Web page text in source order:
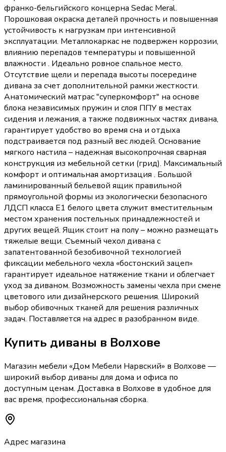
франко-бельгийского концерна Sedac Meral.
Порошковая окраска деталей прочность и повышенная
устойчивость к нагрузкам при интенсивной
эксплуатации. Металлокаркас не подвержен коррозии,
влиянию перепадов температуры и повышенной
влажности . Идеально ровное спальное место.
Отсутствие щели и перепада высоты посередине
дивана за счет дополнительной рамки жесткости.
Анатомический матрас "суперкомфорт" на основе
блока независимых пружин и слоя ППУ в местах
сидения и лежания, а также подвижных частях дивана,
гарантирует удобство во время сна и отдыха
подстраивается под разный вес людей. Основание
мягкого настила – надежная высокопрочная сварная
конструкция из мебельной сетки (грид). Максимальный
комфорт и оптимальная амортизация . Большой
ламинированный бельевой ящик правильной
прямоугольной формы из экологически безопасного
ЛДСП класса Е1 белого цвета служит вместительным
местом хранения постельных принадлежностей и
других вещей. Ящик стоит на полу – можно размещать
тяжелые вещи. Съемный чехол дивана с
запатентованной безобивочной технологией
фиксации мебельного чехла «бостонский зацеп»
гарантирует идеальное натяжение ткани и облегчает
уход за диваном. Возможность замены чехла при смене
цветового или дизайнерского решения. Широкий
выбор обивочных тканей для решения различных
задач. Поставляется на адрес в разобранном виде.
Купить диваны в Волхове
Магазин мебели «Дом Мебели Нарвский» в Волхове —
широкий выбор диваны для дома и офиса по
доступным ценам. Доставка в Волхове в удобное для
вас время, профессиональная сборка.
Адрес магазина